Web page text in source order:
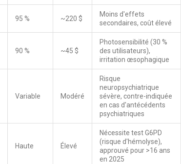
95 % ~220 $
Moins d'effets
secondaires, coût élevé
90 % ~45 $
Photosensibilité (30 %
des utilisateurs),
irritation œsophagique
Variable Modéré
Risque
neuropsychiatrique
sévère, contre-indiquée
en cas d'antécédents
psychiatriques
Haute Élevé
Nécessite test G6PD
(risque d'hémolyse),
approuvé pour >16 ans
en 2025